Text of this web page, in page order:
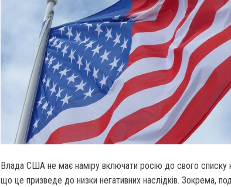
Влада США не має наміру включати росію до свого списку
що це призведе до низки негативних наслідків. Зокрема,